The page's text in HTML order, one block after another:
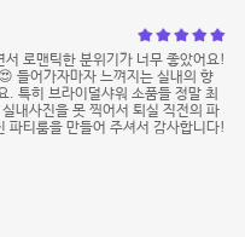
로맨틱한 분위기가 너무 좋았어요!
들어가자마자 느껴지는 실내의 향
. 특히 브라이덜샤워 소품들 정말 최
내사진을 못 찍어서 퇴실 직전의 파
파티룸을 만들어 주셔서 감사합니다!